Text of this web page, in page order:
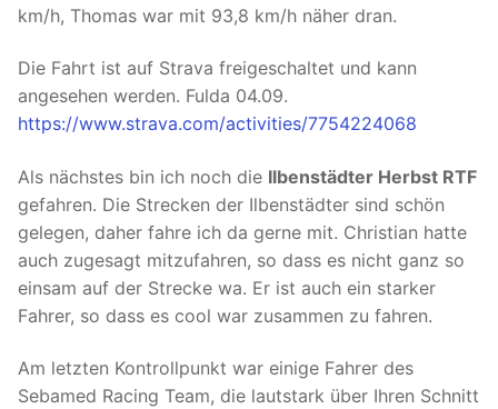
Laufen & Trailrunning
Kontakt
km/h, Thomas war mit 93,8 km/h näher dran.
Die Fahrt ist auf Strava freigeschaltet und kann
angesehen werden. Fulda 04.09.
https://www.strava.com/activities/7754224068
Als nächstes bin ich noch die Ilbenstädter Herbst RTF
gefahren. Die Strecken der Ilbenstädter sind schön
gelegen, daher fahre ich da gerne mit. Christian hatte
auch zugesagt mitzufahren, so dass es nicht ganz so
einsam auf der Strecke wa. Er ist auch ein starker
Fahrer, so dass es cool war zusammen zu fahren.
Am letzten Kontrollpunkt war einige Fahrer des
Sebamed Racing Team, die lautstark über Ihren Schnitt